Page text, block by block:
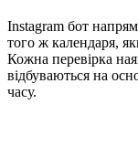
Instagram бот
того ж календаря,
Кожна перевірка
відбуваються на
часу.